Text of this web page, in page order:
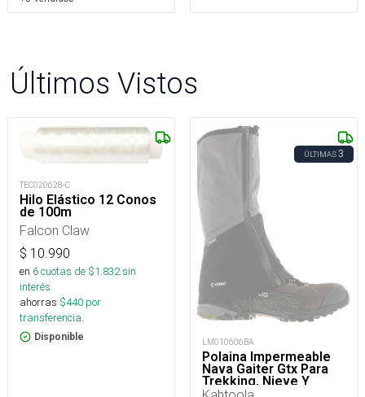
Últimos Vistos
TEC020628-C
Hilo Elástico 12 Conos
de 100m
Falcon Claw
$ 10.990
en 6cuotas de $1.832sin
interés
ahorras $440 por
transferencia.
Disponible
ÚLTIMAS3
LM010606BA
Polaina Impermeable
Nava Gaiter Gtx Para
Trekking, Nieve Y
Montaña